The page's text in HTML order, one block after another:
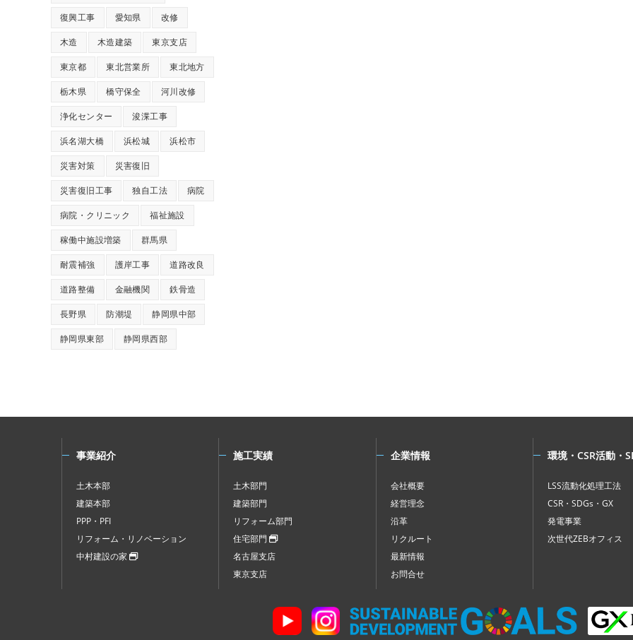
復興工事 愛知県 改修
木造 木造建築 東京支店
東京都 東北営業所 東北地方
栃木県 橋守保全 河川改修
浄化センター 浚渫工事
浜名湖大橋 浜松城 浜松市
災害対策 災害復旧
災害復旧工事 独自工法 病院
病院・クリニック 福祉施設
稼働中施設増築 群馬県
耐震補強 護岸工事 道路改良
道路整備 金融機関 鉄骨造
長野県 防潮堤 静岡県中部
静岡県東部 静岡県西部
事業紹介
土木本部
建築本部
PPP・PFI
リフォーム・リノベーション
中村建設の家
施工実績
土木部門
建築部門
リフォーム部門
住宅部門
名古屋支店
東京支店
企業情報
会社概要
経営理念
沿革
リクルート
最新情報
お問合せ
環境・CSR活動・
LSS流動化処理工法
CSR・SDGs・GX
発電事業
次世代ZEBオフィス